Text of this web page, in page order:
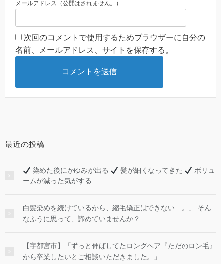
メールアドレス（公開はされません。）
次回のコメントで使用するためブラウザーに自分の
名前、メールアドレス、サイトを保存する。
最近の投稿
染めた後にかゆみが出る 髪が細くなってきた
ボリュ
ームが減った気がする
白髪染めを続けているから、縮毛矯正はできない…。」 そん
なふうに思って、諦めていませんか？
【宇都宮市】「ずっと伸ばしてたロングヘア『ただのロン毛』
から卒業したいとご相談いただきました。」